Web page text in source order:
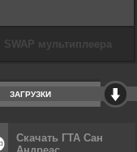
ЗАГРУЗКИ
Скачать ГТА Сан